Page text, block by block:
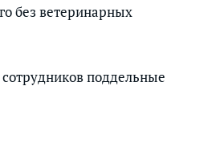
без ветеринарных
поддельные